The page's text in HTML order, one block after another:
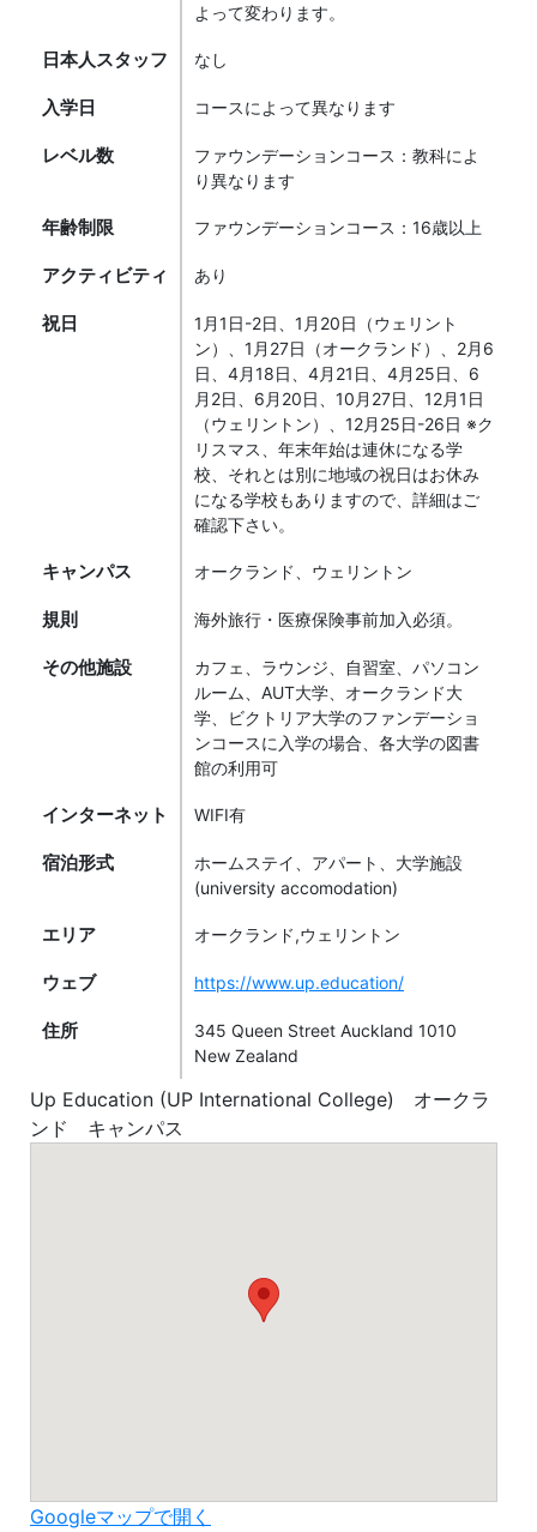
よって変わります。
日本人スタッフ なし
入学日 コースによって異なります
レベル数
ファウンデーションコース：教科によ
り異なります
年齢制限 ファウンデーションコース：16歳以上
アクティビティ あり
祝日
1月1日-2日、1月20日（ウェリント
ン）、1月27日（オークランド）、2月6
日、4月18日、4月21日、4月25日、6
月2日、6月20日、10月27日、12月1日
（ウェリントン）、12月25日-26日 ※ク
リスマス、年末年始は連休になる学
校、それとは別に地域の祝日はお休み
になる学校もありますので、詳細はご
確認下さい。
キャンパス オークランド、ウェリントン
規則 海外旅行・医療保険事前加入必須。
その他施設
カフェ、ラウンジ、自習室、パソコン
ルーム、AUT大学、オークランド大
学、ビクトリア大学のファンデーショ
ンコースに入学の場合、各大学の図書
館の利用可
インターネット WIFI有
宿泊形式
ホームステイ、アパート、大学施設
(university accomodation)
エリア オークランド,ウェリントン
ウェブ https://www.up.education/
住所
345 Queen Street Auckland 1010
New Zealand
Up Education (UP International College) オークラ
ンド キャンパス
Googleマップで開く